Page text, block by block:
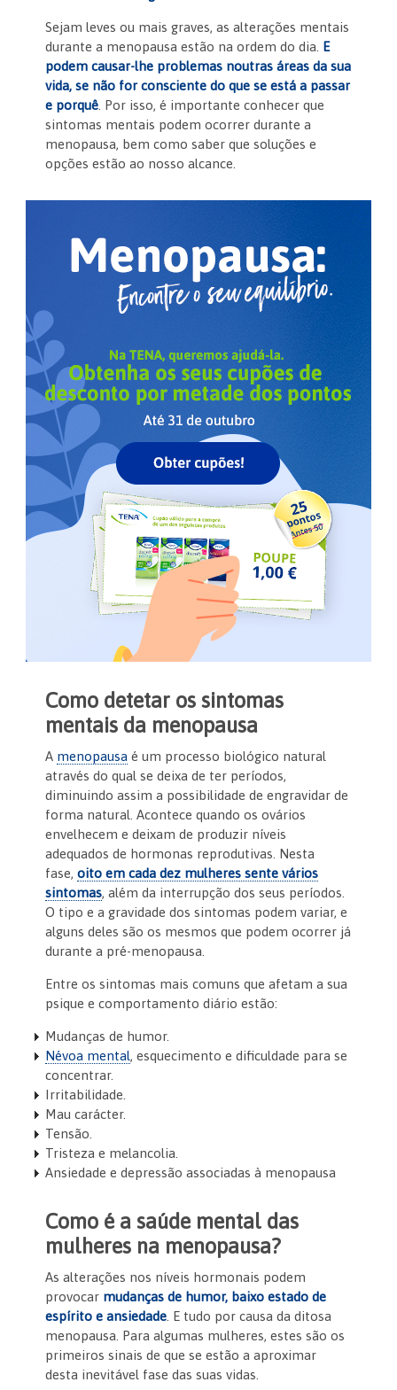
Sejam leves ou mais graves, as alterações mentais
durante a menopausa estão na ordem do dia. E
podem causar-lhe problemas noutras áreas da sua
vida, se não for consciente do que se está a passar
e porquê . Por isso, é importante conhecer que
sintomas mentais podem ocorrer durante a
menopausa, bem como saber que soluções e
opções estão ao nosso alcance.
Como detetar os sintomas
mentais da menopausa
A menopausa é um processo biológico natural
através do qual se deixa de ter períodos,
diminuindo assim a possibilidade de engravidar de
forma natural. Acontece quando os ovários
envelhecem e deixam de produzir níveis
adequados de hormonas reprodutivas. Nesta
fase,oito em cada dez mulheres sente vários
sintomas, além da interrupção dos seus períodos.
O tipo e a gravidade dos sintomas podem variar, e
alguns deles são os mesmos que podem ocorrer já
durante a pré-menopausa.
Entre os sintomas mais comuns que afetam a sua
psique e comportamento diário estão:
Mudanças de humor.
Névoa mental, esquecimento e dificuldade para se
concentrar.
Irritabilidade.
Mau carácter.
Tensão.
Tristeza e melancolia.
Ansiedade e depressão associadas à menopausa
Como é a saúde mental das
mulheres na menopausa?
As alterações nos níveis hormonais podem
provocar mudanças de humor, baixo estado de
espírito e ansiedade . E tudo por causa da ditosa
menopausa. Para algumas mulheres, estes são os
primeiros sinais de que se estão a aproximar
desta inevitável fase das suas vidas.